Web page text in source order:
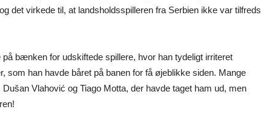
det virkede til, at landsholdsspilleren fra Serbien ikke var tilfreds
bænken for udskiftede spillere, hvor han tydeligt irriteret
som han havde båret på banen for få øjeblikke siden. Mange
Vlahović og Tiago Motta, der havde taget ham ud, men